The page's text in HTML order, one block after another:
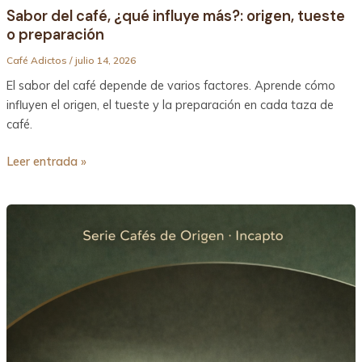
Sabor del café, ¿qué influye más?: origen, tueste
o preparación
Café Adictos / julio 14, 2026
El sabor del café depende de varios factores. Aprende cómo
influyen el origen, el tueste y la preparación en cada taza de
café.
Leer entrada »
Café
grano
Ecológico